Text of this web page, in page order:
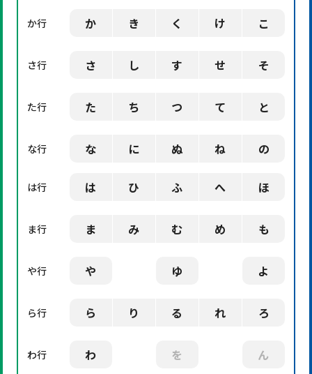
か行 か き く け こ
さ行 さ し す せ そ
た行 た ち つ て と
な行 な に ぬ ね の
は行 は ひ ふ へ ほ
ま行 ま み む め も
や行 や ゆ よ
ら行 ら り る れ ろ
わ行 わ を ん